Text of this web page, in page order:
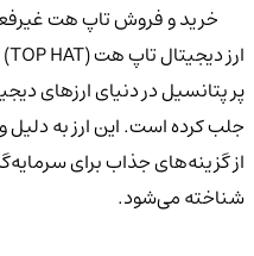
خرید و فروش تاپ هت
پر پتانسیل در دنیای ارزهای
جلب کرده است. این ارز به
از گزینه‌های جذاب برای
شناخته می‌شود.